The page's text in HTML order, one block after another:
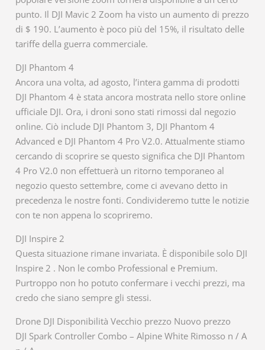
punto. Il DJI Mavic 2 Zoom ha visto un aumento di prezzo
di $ 190. L’aumento è poco più del 15%, il risultato delle
tariffe della guerra commerciale.
DJI Phantom 4
Ancora una volta, ad agosto, l’intera gamma di prodotti
DJI Phantom 4 è stata ancora mostrata nello store online
ufficiale DJI. Ora, i droni sono stati rimossi dal negozio
online. Ciò include DJI Phantom 3, DJI Phantom 4
Advanced e DJI Phantom 4 Pro V2.0. Attualmente stiamo
cercando di scoprire se questo significa che DJI Phantom
4 Pro V2.0 non effettuerà un ritorno temporaneo al
negozio questo settembre, come ci avevano detto in
precedenza le nostre fonti. Condivideremo tutte le notizie
con te non appena lo scopriremo.
DJI Inspire 2
Questa situazione rimane invariata. È disponibile solo DJI
Inspire 2 . Non le combo Professional e Premium.
Purtroppo non ho potuto confermare i vecchi prezzi, ma
credo che siano sempre gli stessi.
Drone DJI Disponibilità Vecchio prezzo Nuovo prezzo
DJI Spark Controller Combo – Alpine White Rimosso n / A